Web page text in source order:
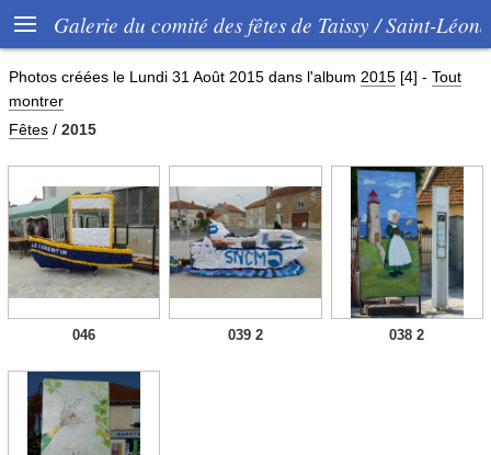
 Galerie du comité des fêtes de Taissy / Saint-
Photos créées le Lundi 31 Août 2015 dans l'album 2015 [4] - Tout
montrer
Fêtes / 2015
046 039 2 038 2